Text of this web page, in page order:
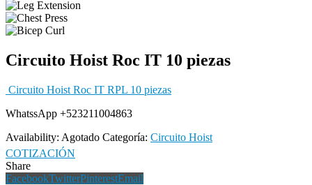
Circuito Hoist Roc IT 10 piezas
Circuito Hoist Roc IT RPL 10 piezas
WhatssApp +523211004863
Availability: Agotado Categoría: Circuito Hoist
COTIZACIÓN
Share
FacebookTwitterPinterestEmail